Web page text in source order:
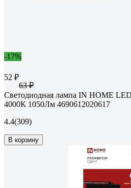
-17%
52 ₽
63 ₽
Светодиодная лампа IN HOME
4000К 1050Лм 4690612020617
4.4(309)
В корзину